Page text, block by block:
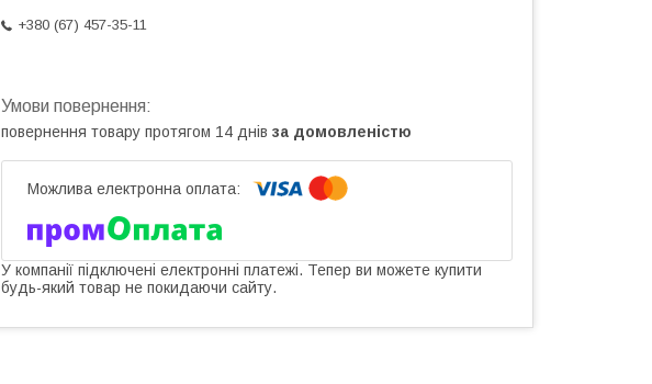
+380 (67) 457-35-11
повернення товару протягом 14 днів за домовленістю
У компанії підключені електронні платежі. Тепер ви можете купити
будь-який товар не покидаючи сайту.